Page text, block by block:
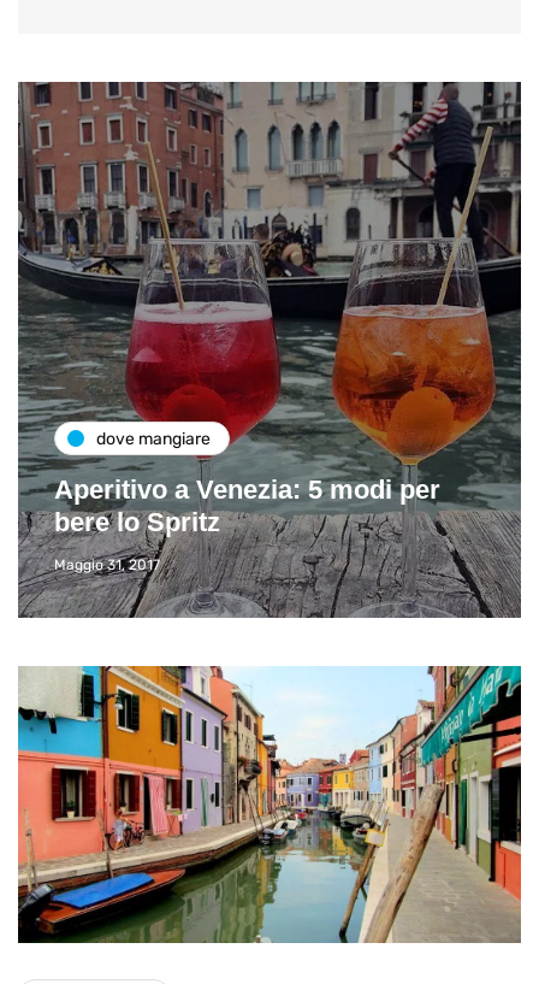
dove mangiare
Aperitivo a Venezia: 5 modi per
bere lo Spritz
Maggio 31, 2017